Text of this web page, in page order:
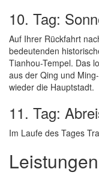
10. Tag:
Auf Ihrer Rückfahrt
bedeutenden
Tianhou-Tempel. Das
aus der Qing und
wieder die Hauptstadt.
11. Tag:
Im Laufe des Tages
Leistungen